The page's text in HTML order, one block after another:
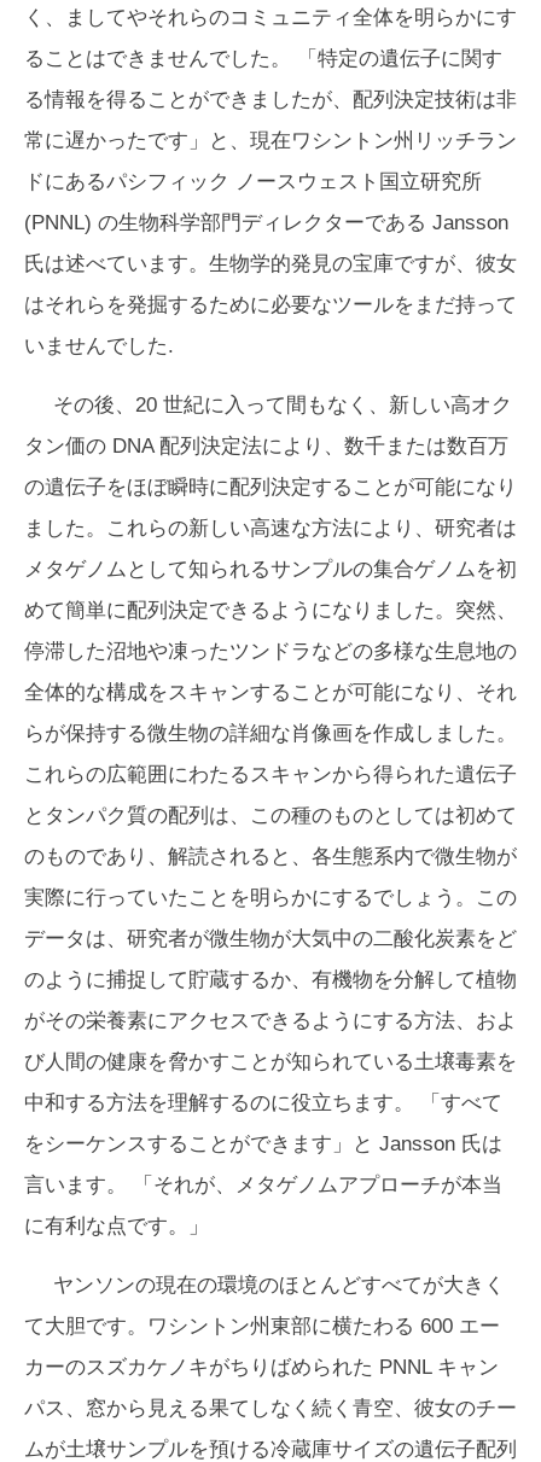
く、ましてやそれらのコミュニティ全体を明らかにす
ることはできませんでした。 「特定の遺伝子に関す
る情報を得ることができましたが、配列決定技術は非
常に遅かったです」と、現在ワシントン州リッチラン
ドにあるパシフィック ノースウェスト国立研究所
(PNNL) の生物科学部門ディレクターである Jansson
氏は述べています。生物学的発見の宝庫ですが、彼女
はそれらを発掘するために必要なツールをまだ持って
いませんでした.
その後、20 世紀に入って間もなく、新しい高オク
タン価の DNA 配列決定法により、数千または数百万
の遺伝子をほぼ瞬時に配列決定することが可能になり
ました。これらの新しい高速な方法により、研究者は
メタゲノムとして知られるサンプルの集合ゲノムを初
めて簡単に配列決定できるようになりました。突然、
停滞した沼地や凍ったツンドラなどの多様な生息地の
全体的な構成をスキャンすることが可能になり、それ
らが保持する微生物の詳細な肖像画を作成しました。
これらの広範囲にわたるスキャンから得られた遺伝子
とタンパク質の配列は、この種のものとしては初めて
のものであり、解読されると、各生態系内で微生物が
実際に行っていたことを明らかにするでしょう。この
データは、研究者が微生物が大気中の二酸化炭素をど
のように捕捉して貯蔵するか、有機物を分解して植物
がその栄養素にアクセスできるようにする方法、およ
び人間の健康を脅かすことが知られている土壌毒素を
中和する方法を理解するのに役立ちます。 「すべて
をシーケンスすることができます」と Jansson 氏は
言います。 「それが、メタゲノムアプローチが本当
に有利な点です。」
ヤンソンの現在の環境のほとんどすべてが大きく
て大胆です。ワシントン州東部に横たわる 600 エー
カーのスズカケノキがちりばめられた PNNL キャン
パス、窓から見える果てしなく続く青空、彼女のチー
ムが土壌サンプルを預ける冷蔵庫サイズの遺伝子配列